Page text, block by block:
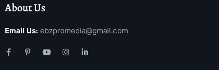
About Us
Email Us: ebzpromedia@gmail.com